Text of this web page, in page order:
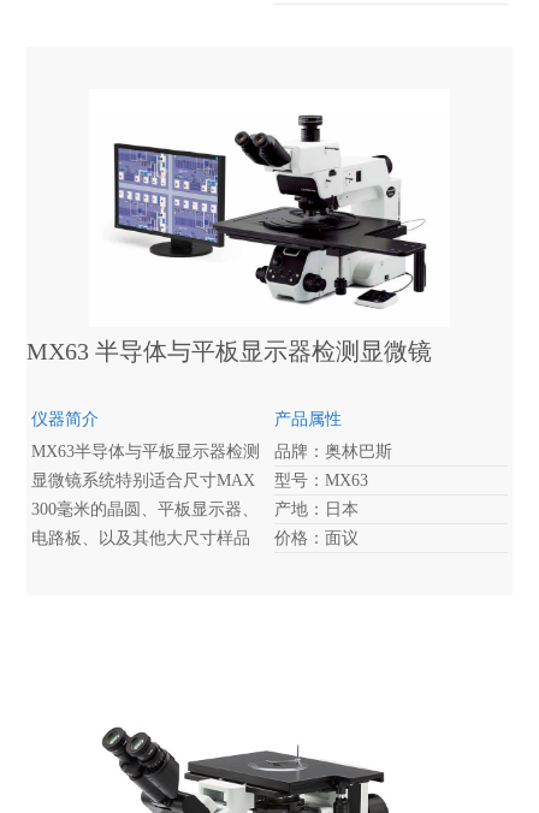
MX63 半导体与平板显示器检测显微镜
仪器简介
MX63半导体与平板显示器检测
显微镜系统特别适合尺寸MAX
300毫米的晶圆、平板显示器、
电路板、以及其他大尺寸样品
产品属性
品牌：奥林巴斯
型号：MX63
产地：日本
价格：面议